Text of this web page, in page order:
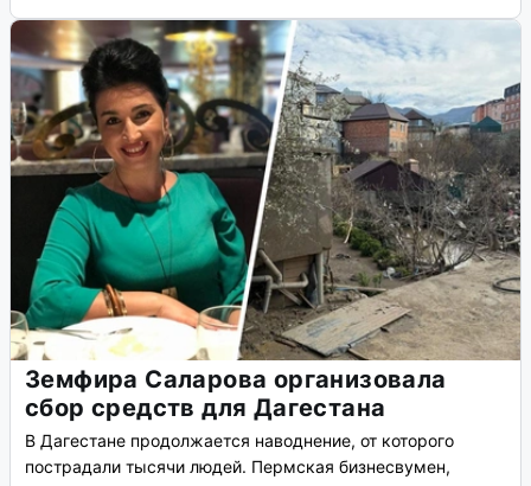
Земфира Саларова организовала
сбор средств для Дагестана
В Дагестане продолжается наводнение, от которого
пострадали тысячи людей. Пермская бизнесвумен,